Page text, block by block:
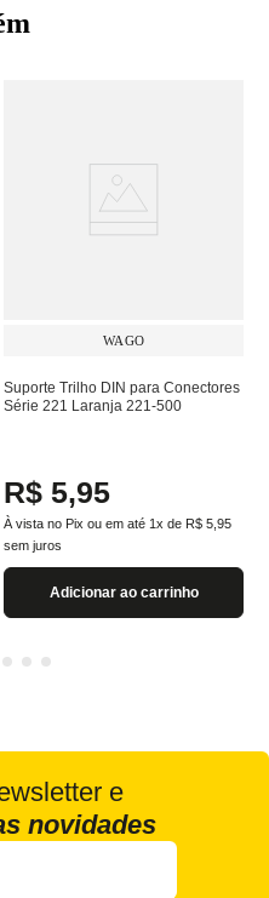
WAGO
Suporte Trilho DIN para Conectores
Série 221 Laranja 221-500
R$ 5,95
À vista no Pix ou em até 1x de R$ 5 95
sem juros
Adicionar ao carrinho
e
novidades